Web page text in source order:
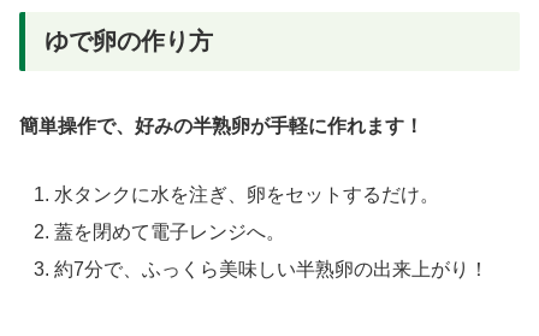
ゆで卵の作り方
簡単操作で、好みの半熟卵が手軽に作れます！
水タンクに水を注ぎ、卵をセットするだけ。
蓋を閉めて電子レンジへ。
約7分で、ふっくら美味しい半熟卵の出来上がり！